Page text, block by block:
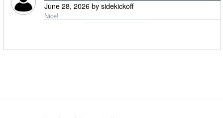
June 28, 2026 by sidekickoff
Nice!